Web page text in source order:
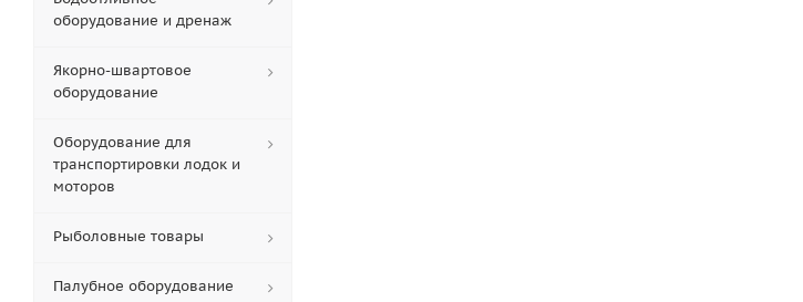
оборудование и дренаж
Якорно-швартовое
оборудование
Оборудование для
транспортировки лодок и
моторов
Рыболовные товары
Палубное оборудование